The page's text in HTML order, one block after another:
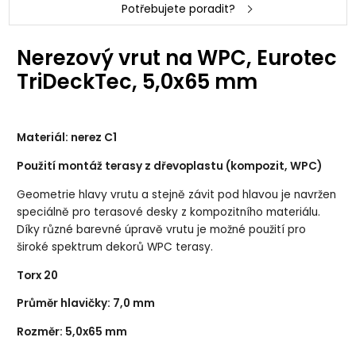
Potřebujete poradit?
Nerezový vrut na WPC, Eurotec
TriDeckTec, 5,0x65 mm
Materiál: nerez C1
Použití montáž terasy z dřevoplastu (kompozit, WPC)
Geometrie hlavy vrutu a stejně závit pod hlavou je navržen
speciálně pro terasové desky z kompozitního materiálu.
Díky různé barevné úpravě vrutu je možné použití pro
široké spektrum dekorů WPC terasy.
Torx 20
Průměr hlavičky: 7,0 mm
Rozměr: 5,0x65 mm